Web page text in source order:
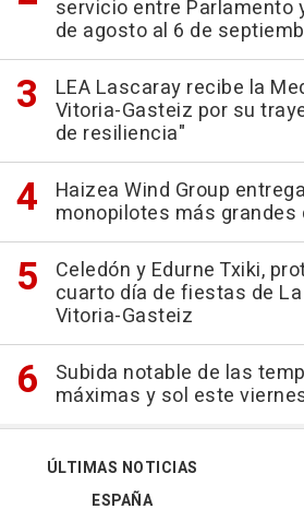
servicio entre Parlamento
de agosto al 6 de
LEA Lascaray recibe la
Vitoria-Gasteiz por su
de resiliencia"
Haizea Wind Group
monopilotes más grandes
Celedón y Edurne Txiki,
cuarto día de fiestas de
Vitoria-Gasteiz
Subida notable de las
máximas y sol este
ÚLTIMAS NOTICIAS
ESPAÑA